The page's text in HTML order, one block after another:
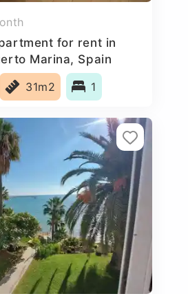
for rent in
Marina, Spain
31m2 1